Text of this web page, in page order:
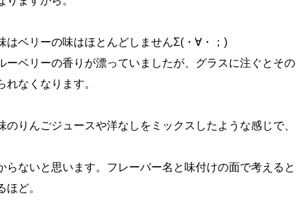
はベリーの味はほとんどしませんΣ(・∀・；)
ーベリーの香りが漂っていましたが、グラスに注ぐとその
なくなります。
りんごジュースや洋なしをミックスしたような感じで、
らないと思います。フレーバー名と味付けの面で考えると
ど。